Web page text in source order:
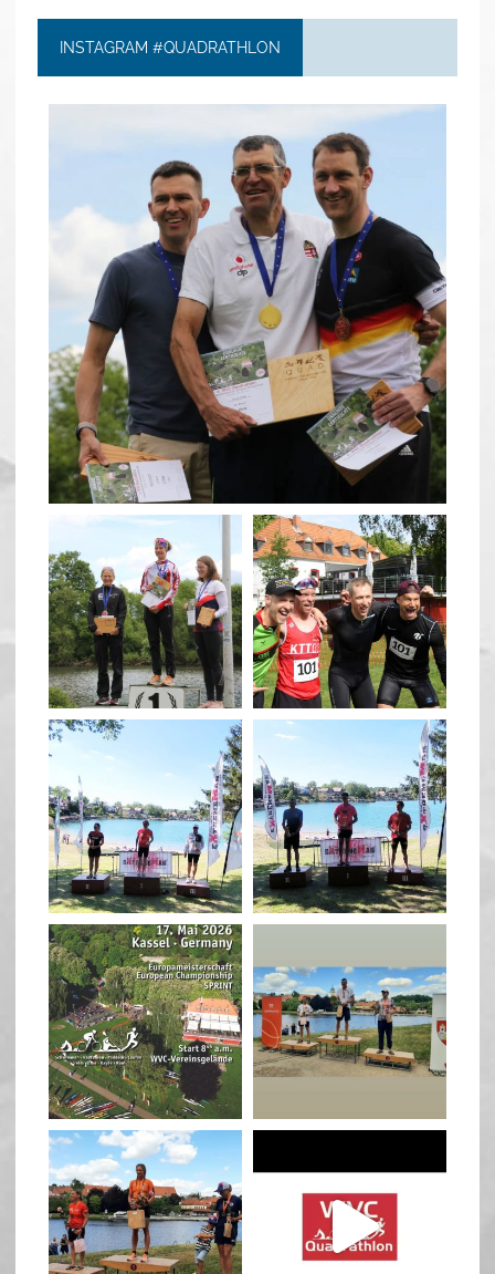
INSTAGRAM #QUADRATHLON
quadrathlon
May 26
quadrathlon
May 26
quadrathlon
May 3 May 3
quadrathlon
Jan 27
quadrathlon